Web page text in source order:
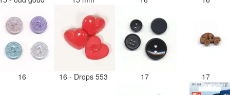
16 16 - Drops 553 17 17